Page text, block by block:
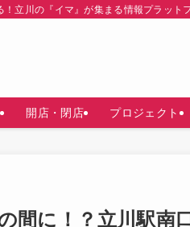
立川の『イマ』が集まる情報プラット
開店・閉店 プロジェクト
間に！？立川駅